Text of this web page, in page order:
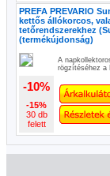
PREFA PREVARIO
kettős állókorcos,
tetőrendszerekhez
(termékújdonság)
A
rögzítéséhez a
-10%
-15%
30 db
felett